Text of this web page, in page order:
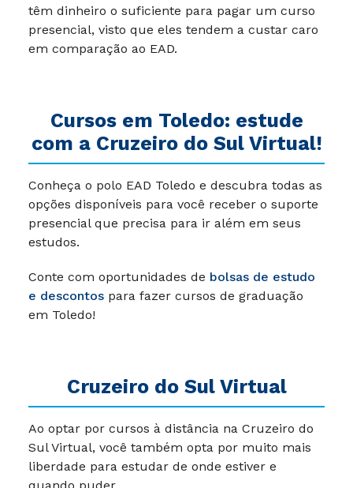
têm dinheiro o suficiente para pagar um curso
presencial, visto que eles tendem a custar caro
em comparação ao EAD.
Cursos em Toledo: estude
com a Cruzeiro do Sul Virtual!
Conheça o polo EAD Toledo e descubra todas as
opções disponíveis para você receber o suporte
presencial que precisa para ir além em seus
estudos.
Conte com oportunidades de bolsas de estudo
e descontos para fazer cursos de graduação
em Toledo!
Cruzeiro do Sul Virtual
Ao optar por cursos à distância na Cruzeiro do
Sul Virtual, você também opta por muito mais
liberdade para estudar de onde estiver e